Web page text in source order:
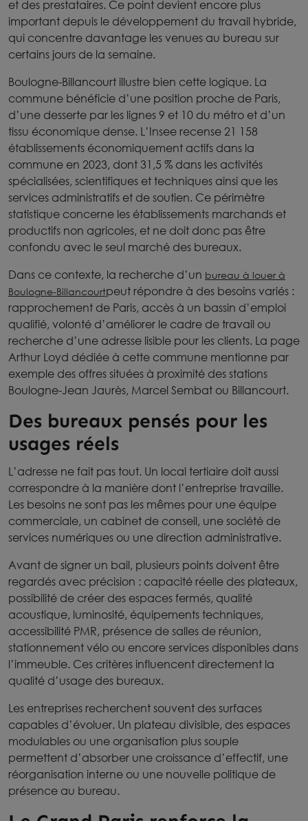
et des prestataires. Ce point devient encore plus
important depuis le développement du travail hybride,
qui concentre davantage les venues au bureau sur
certains jours de la semaine.
Boulogne-Billancourt illustre bien cette logique. La
commune bénéficie d’une position proche de Paris,
d’une desserte par les lignes 9 et 10 du métro et d’un
tissu économique dense. L’Insee recense 21 158
établissements économiquement actifs dans la
commune en 2023, dont 31,5 % dans les activités
spécialisées, scientifiques et techniques ainsi que les
services administratifs et de soutien. Ce périmètre
statistique concerne les établissements marchands et
productifs non agricoles, et ne doit donc pas être
confondu avec le seul marché des bureaux.
Dans ce contexte, la recherche d’un bureau à louer à
Boulogne-Billancourtpeut répondre à des besoins variés :
rapprochement de Paris, accès à un bassin d’emploi
qualifié, volonté d’améliorer le cadre de travail ou
recherche d’une adresse lisible pour les clients. La page
Arthur Loyd dédiée à cette commune mentionne par
exemple des offres situées à proximité des stations
Boulogne-Jean Jaurès, Marcel Sembat ou Billancourt.
Des bureaux pensés pour les
usages réels
L’adresse ne fait pas tout. Un local tertiaire doit aussi
correspondre à la manière dont l’entreprise travaille.
Les besoins ne sont pas les mêmes pour une équipe
commerciale, un cabinet de conseil, une société de
services numériques ou une direction administrative.
Avant de signer un bail, plusieurs points doivent être
regardés avec précision : capacité réelle des plateaux,
possibilité de créer des espaces fermés, qualité
acoustique, luminosité, équipements techniques,
accessibilité PMR, présence de salles de réunion,
stationnement vélo ou encore services disponibles dans
l’immeuble. Ces critères influencent directement la
qualité d’usage des bureaux.
Les entreprises recherchent souvent des surfaces
capables d’évoluer. Un plateau divisible, des espaces
modulables ou une organisation plus souple
permettent d’absorber une croissance d’effectif, une
réorganisation interne ou une nouvelle politique de
présence au bureau.